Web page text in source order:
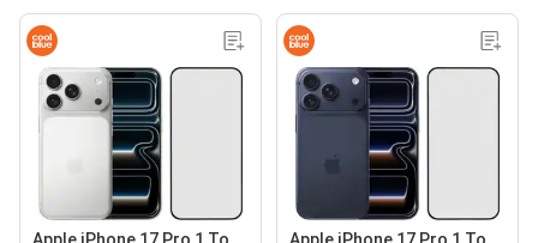
Apple iPhone 17 Pro 1 To
Apple iPhone 17 Pro 1 To